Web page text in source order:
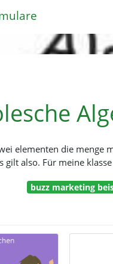
elementen die
gilt also. Für meine
buzz marketing